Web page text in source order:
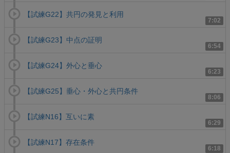
7:02
【試練G22】共円の発見と利用
6:54
【試練G23】中点の証明
6:23
【試練G24】外心と垂心
8:06
【試練G25】垂心・外心と共円条件
6:29
【試練N16】互いに素
6:18
【試練N17】存在条件